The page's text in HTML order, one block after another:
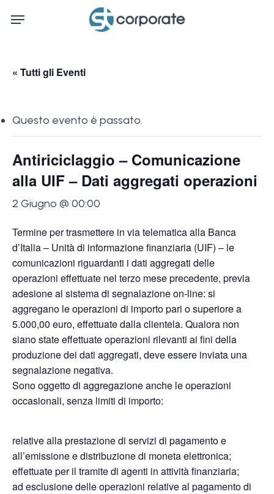
Menu
« Tutti gli Eventi
Questo evento è passato.
Antiriciclaggio – Comunicazione
alla UIF – Dati aggregati operazioni
2 Giugno @ 00:00
Termine per trasmettere in via telematica alla Banca
d’Italia – Unità di informazione finanziaria (UIF) – le
comunicazioni riguardanti i dati aggregati delle
operazioni effettuate nel terzo mese precedente, previa
adesione al sistema di segnalazione on-line: si
aggregano le operazioni di importo pari o superiore a
5.000,00 euro, effettuate dalla clientela. Qualora non
siano state effettuate operazioni rilevanti ai fini della
produzione dei dati aggregati, deve essere inviata una
segnalazione negativa.
Sono oggetto di aggregazione anche le operazioni
occasionali, senza limiti di importo:
relative alla prestazione di servizi di pagamento e
all’emissione e distribuzione di moneta elettronica;
effettuate per il tramite di agenti in attività finanziaria;
ad esclusione delle operazioni relative al pagamento di